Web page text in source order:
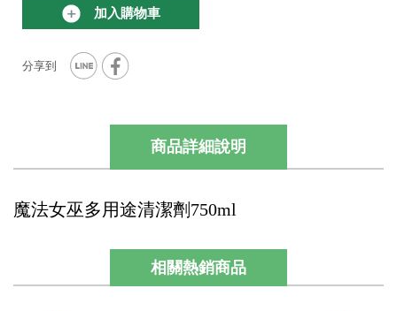
加入購物車
商品詳細說明
魔法女巫多用途清潔劑750ml
相關熱銷商品